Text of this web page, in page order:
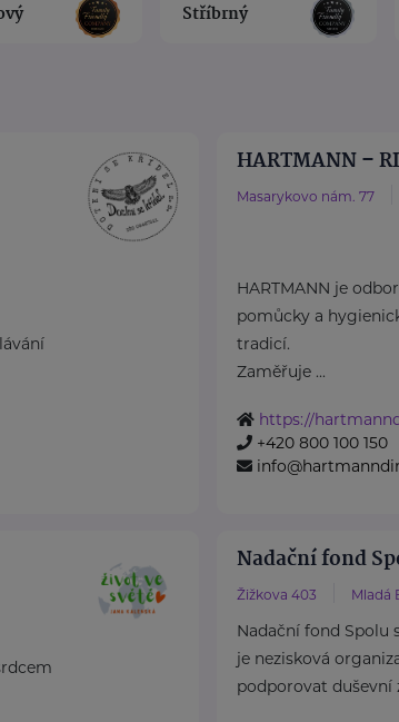
Stříbrný
HARTMANN –
Masarykovo nám. 77
HARTMANN je
pomůcky a
tradicí.
Zaměřuje ...
https://
+420 800 100 150
Nadační fond
Žižkova 403 Mladá
Nadační fond Spolu
je nezisková
podporovat duševní